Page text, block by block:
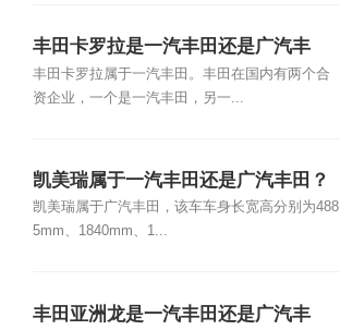
丰田卡罗拉是一汽丰田还是广汽丰
田？
丰田卡罗拉属于一汽丰田。丰田在国内有两个合
资企业，一个是一汽丰田，另一...
凯美瑞属于一汽丰田还是广汽丰田？
凯美瑞属于广汽丰田，该车车身长宽高分别为488
5mm、1840mm、1...
丰田亚洲龙是一汽丰田还是广汽丰